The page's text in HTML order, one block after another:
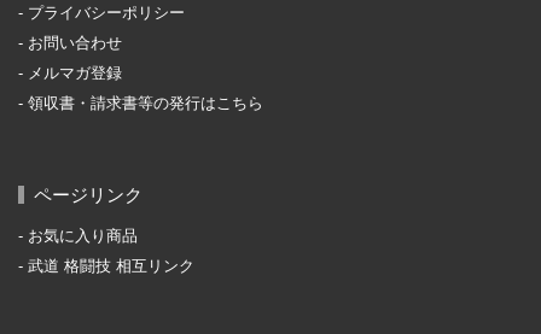
プライバシーポリシー
お問い合わせ
メルマガ登録
領収書・請求書等の発行はこちら
ページリンク
お気に入り商品
武道 格闘技 相互リンク